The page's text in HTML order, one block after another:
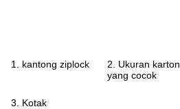
1. kantong ziplock
2. Ukuran karton
yang cocok
3. Kotak